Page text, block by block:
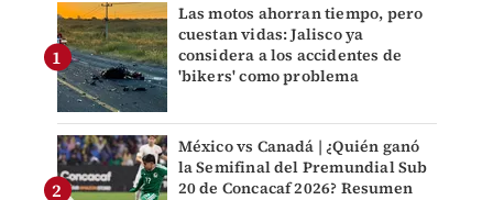
Las motos ahorran tiempo, pero
cuestan vidas: Jalisco ya
considera a los accidentes de
'bikers' como problema
México vs Canadá | ¿Quién ganó
la Semifinal del Premundial Sub
20 de Concacaf 2026? Resumen